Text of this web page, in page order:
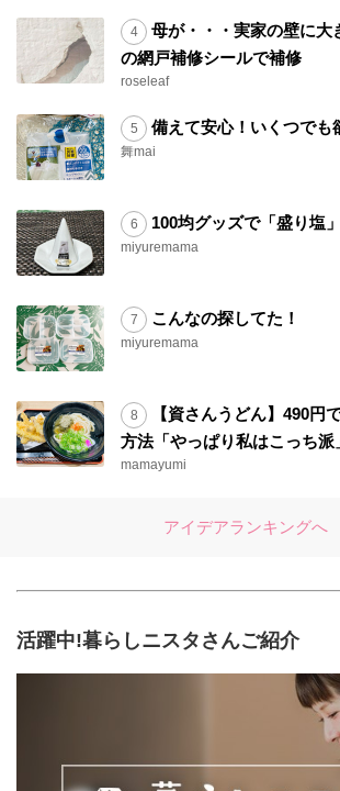
母が・・・実家の壁に
の網戸補修シールで補修
roseleaf
備えて安心！いくつでも
舞mai
100均グッズで「盛り塩
miyuremama
こんなの探してた！
miyuremama
【資さんうどん】490円
方法「やっぱり私はこっち派
mamayumi
アイデアランキングへ
活躍中!暮らしニスタさんご紹介